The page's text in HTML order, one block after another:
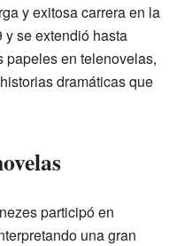
y exitosa carrera en la
se extendió hasta
papeles en telenovelas,
dramáticas que
participó en
una gran